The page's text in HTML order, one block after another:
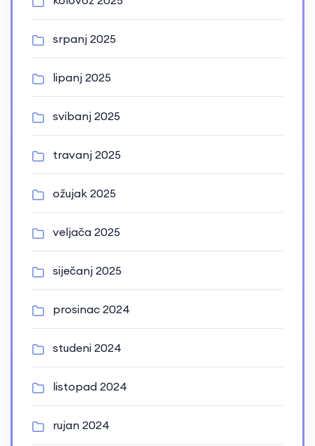
srpanj 2025
lipanj 2025
svibanj 2025
travanj 2025
ožujak 2025
veljača 2025
siječanj 2025
prosinac 2024
studeni 2024
listopad 2024
rujan 2024